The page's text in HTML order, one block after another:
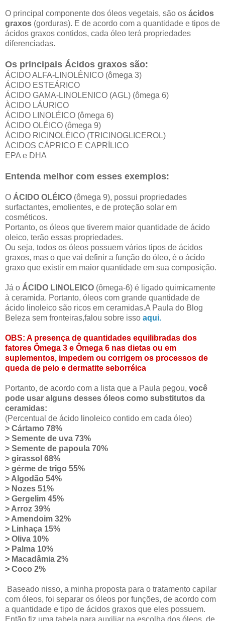
O principal componente dos óleos vegetais, são os ácidos
graxos (gorduras). E de acordo com a quantidade e tipos de
ácidos graxos contidos, cada óleo terá propriedades
diferenciadas.
Os principais Ácidos graxos são:
ÁCIDO ALFA-LINOLÊNICO (ômega 3)
ÁCIDO ESTEÁRICO
ÁCIDO GAMA-LINOLENICO (AGL) (ômega 6)
ÀCIDO LÁURICO
ÁCIDO LINOLÉICO (ômega 6)
ÁCIDO OLÉICO (ômega 9)
ÁCIDO RICINOLÉICO (TRICINOGLICEROL)
ÁCIDOS CÁPRICO E CAPRÍLICO
EPA e DHA
Entenda melhor com esses exemplos:
O ÁCIDO OLÉICO (ômega 9), possui propriedades
surfactantes, emolientes, e de proteção solar em
cosméticos.
Portanto, os óleos que tiverem maior quantidade de ácido
oleico, terão essas propriedades.
Ou seja, todos os óleos possuem vários tipos de ácidos
graxos, mas o que vai definir a função do óleo, é o ácido
graxo que existir em maior quantidade em sua composição.
Já o ÁCIDO LINOLEICO (ômega-6) é ligado quimicamente
à ceramida. Portanto, óleos com grande quantidade de
ácido linoleico são ricos em ceramidas.A Paula do Blog
Beleza sem fronteiras,falou sobre isso aqui.
OBS: A presença de quantidades equilibradas dos
fatores Ômega 3 e Ômega 6 nas dietas ou em
suplementos, impedem ou corrigem os processos de
queda de pelo e dermatite seborréica
Portanto, de acordo com a lista que a Paula pegou, você
pode usar alguns desses óleos como substitutos da
ceramidas:
(Percentual de ácido linoleico contido em cada óleo)
> Cártamo 78%
> Semente de uva 73%
> Semente de papoula 70%
> girassol 68%
> gérme de trigo 55%
> Algodão 54%
> Nozes 51%
> Gergelim 45%
> Arroz 39%
> Amendoim 32%
> Linhaça 15%
> Oliva 10%
> Palma 10%
> Macadâmia 2%
> Coco 2%
Baseado nisso, a minha proposta para o tratamento capilar
com óleos, foi separar os óleos por funções, de acordo com
a quantidade e tipo de ácidos graxos que eles possuem.
Então fiz uma tabela para auxiliar na escolha dos óleos, de